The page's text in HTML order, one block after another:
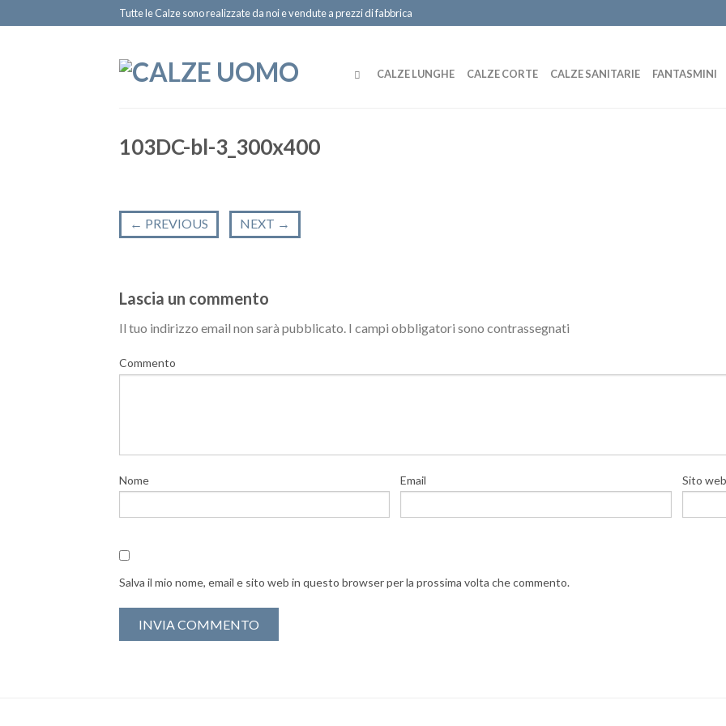
Tutte le Calze sono realizzate da noi e vendute a prezzi di fabbrica
CALZE LUNGHE CALZE CORTE CALZE SANITARIE FANTASMINI
103DC-bl-3_300x400
← PREVIOUS NEXT →
Lascia un commento
Il tuo indirizzo email non sarà pubblicato. I campi obbligatori sono contrassegnati
Commento
Nome Email Sito web
Salva il mio nome, email e sito web in questo browser per la prossima volta che commento.